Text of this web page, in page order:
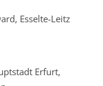
Esselte-Leitz
Erfurt,